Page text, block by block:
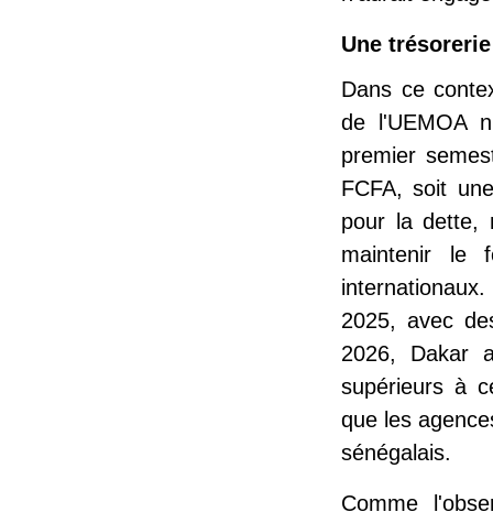
Une
Dans ce
de l'UEMOA
premier
FCFA, soit
pour la dette,
maintenir le
2025, avec
2026, Dakar
supérieurs à
que les
sénégalais.
Comme